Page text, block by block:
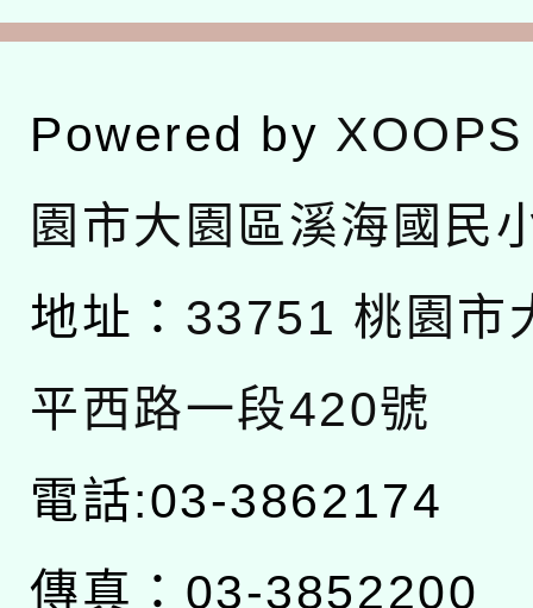
Powered by XOOPS
園市大園區溪海國民
地址： 33751 桃園市
平西路一段420號
電話:03-3862174
傳真：03-3852200